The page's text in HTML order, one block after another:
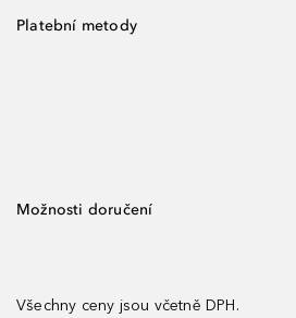
Platební metody
Možnosti doručení
Všechny ceny jsou včetně DPH.